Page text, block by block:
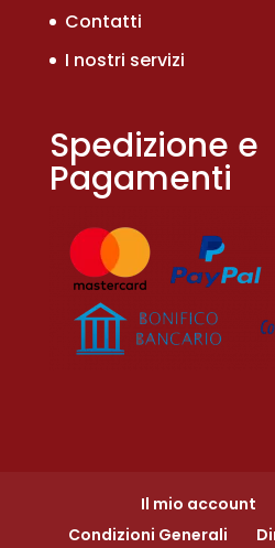
Contatti
I nostri servizi
Spedizione e
Pagamenti
Il mio account
Condizioni Generali